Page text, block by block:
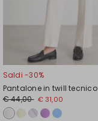
Saldi -30%
Pantalone in twill tecnico
€ 44,00 € 31,00